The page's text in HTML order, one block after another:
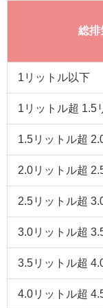
総排
1リットル以下
1リットル超 1.5
1.5リットル超
2.0リットル超
2.5リットル超
3.0リットル超
3.5リットル超
4.0リットル超